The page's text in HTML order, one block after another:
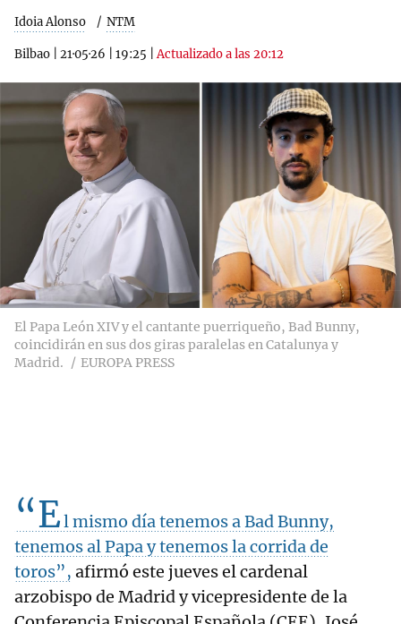
Idoia Alonso NTM
Bilbao 21·05·26 19:25 |Actualizado a las 20:12
El Papa León XIV y el cantante puerriqueño, Bad Bunny,
coincidirán en sus dos giras paralelas en Catalunya y
Madrid.
EUROPA PRESS
“El mismo día tenemos a Bad Bunny,
tenemos al Papa y tenemos la corrida de
toros”, afirmó este jueves el cardenal
arzobispo de Madrid y vicepresidente de la